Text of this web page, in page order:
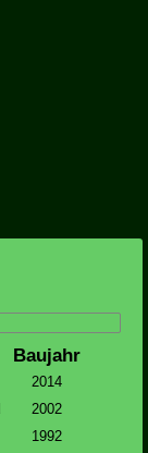
Baujahr
2014
2002
1992